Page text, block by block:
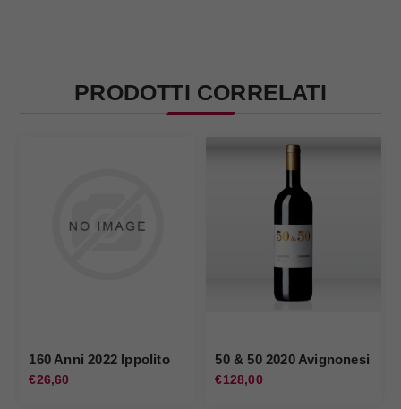
PRODOTTI CORRELATI
160 Anni 2022 Ippolito
€26,60
50 & 50 2020 Avignonesi
€128,00